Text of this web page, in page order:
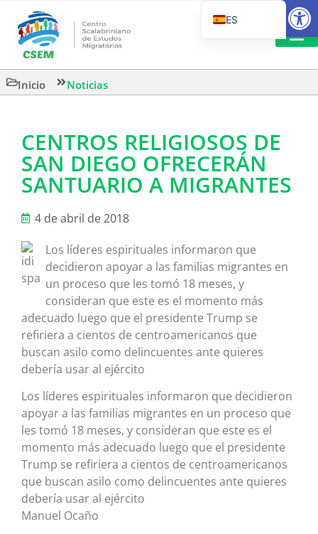
Inicio Noticias
CENTROS RELIGIOSOS DE
SAN DIEGO OFRECERÁN
SANTUARIO A MIGRANTES
4 de abril de 2018
Los líderes espirituales informaron que
decidieron apoyar a las familias migrantes en
un proceso que les tomó 18 meses, y
consideran que este es el momento más
adecuado luego que el presidente Trump se
refiriera a cientos de centroamericanos que
buscan asilo como delincuentes ante quieres
debería usar al ejército
Los líderes espirituales informaron que decidieron
apoyar a las familias migrantes en un proceso que
les tomó 18 meses, y consideran que este es el
momento más adecuado luego que el presidente
Trump se refiriera a cientos de centroamericanos
que buscan asilo como delincuentes ante quieres
debería usar al ejército
Manuel Ocaño
ES
EN